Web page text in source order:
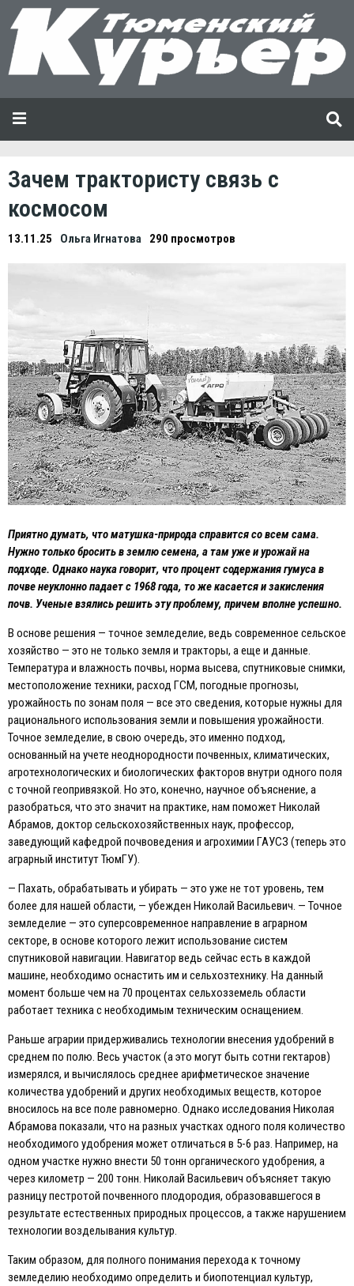
Зачем трактористу связь с
космосом
13.11.25 Ольга Игнатова 290 просмотров
Приятно думать, что матушка-природа справится со всем сама.
Нужно только бросить в землю семена, а там уже и урожай на
подходе. Однако наука говорит, что процент содержания гумуса в
почве неуклонно падает с 1968 года, то же касается и закисления
почв. Ученые взялись решить эту проблему, причем вполне успешно.
В основе решения — точное земледелие, ведь современное сельское
хозяйство — это не только земля и тракторы, а еще и данные.
Температура и влажность почвы, норма высева, спутниковые снимки,
местоположение техники, расход ГСМ, погодные прогнозы,
урожайность по зонам поля — все это сведения, которые нужны для
рационального использования земли и повышения урожайности.
Точное земледелие, в свою очередь, это именно подход,
основанный на учете неоднородности почвенных, климатических,
агротехнологических и биологических факторов внутри одного поля
с точной геопривязкой. Но это, конечно, научное объяснение, а
разобраться, что это значит на практике, нам поможет Николай
Абрамов, доктор сельскохозяйственных наук, профессор,
заведующий кафедрой почвоведения и агрохимии ГАУСЗ (теперь это
аграрный институт ТюмГУ).
— Пахать, обрабатывать и убирать — это уже не тот уровень, тем
более для нашей области, — убежден Николай Васильевич. — Точное
земледелие — это суперсовременное направление в аграрном
секторе, в основе которого лежит использование систем
спутниковой навигации. Навигатор ведь сейчас есть в каждой
машине, необходимо оснастить им и сельхозтехнику. На данный
момент больше чем на 70 процентах сельхозземель области
работает техника с необходимым техническим оснащением.
Раньше аграрии придерживались технологии внесения удобрений в
среднем по полю. Весь участок (а это могут быть сотни гектаров)
измерялся, и вычислялось среднее арифметическое значение
количества удобрений и других необходимых веществ, которое
вносилось на все поле равномерно. Однако исследования Николая
Абрамова показали, что на разных участках одного поля количество
необходимого удобрения может отличаться в 5-6 раз. Например, на
одном участке нужно внести 50 тонн органического удобрения, а
через километр — 200 тонн. Николай Васильевич объясняет такую
разницу пестротой почвенного плодородия, образовавшегося в
результате естественных природных процессов, а также нарушением
технологии возделывания культур.
Таким образом, для полного понимания перехода к точному
земледелию необходимо определить и биопотенциал культур,